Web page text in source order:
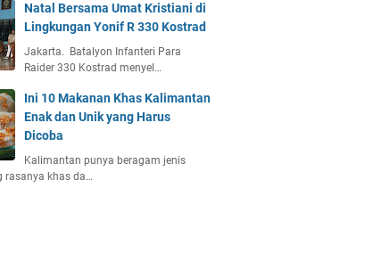
Natal Bersama Umat Kristiani di
Lingkungan Yonif R 330 Kostrad
Jakarta. Batalyon Infanteri Para
Raider 330 Kostrad menyel…
Ini 10 Makanan Khas Kalimantan
Enak dan Unik yang Harus
Dicoba
Kalimantan punya beragam jenis
rasanya khas da…